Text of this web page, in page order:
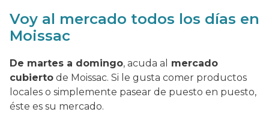
Voy al mercado todos los días en
Moissac
De martes a domingo, acuda al
mercado
cubierto de Moissac. Si le gusta comer productos
locales o simplemente pasear de puesto en puesto,
éste es su mercado.